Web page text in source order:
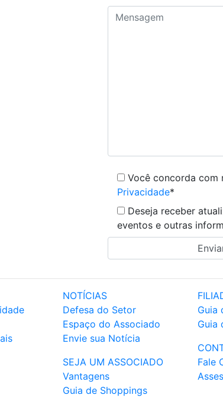
Você concorda com
Privacidade*
Deseja receber
eventos e outras
NOTÍCIAS
Defesa do Setor
Espaço do Associado
Envie sua Notícia
SEJA UM ASSOCIADO
Vantagens
Guia de Shoppings
Guia
Guia
Fale